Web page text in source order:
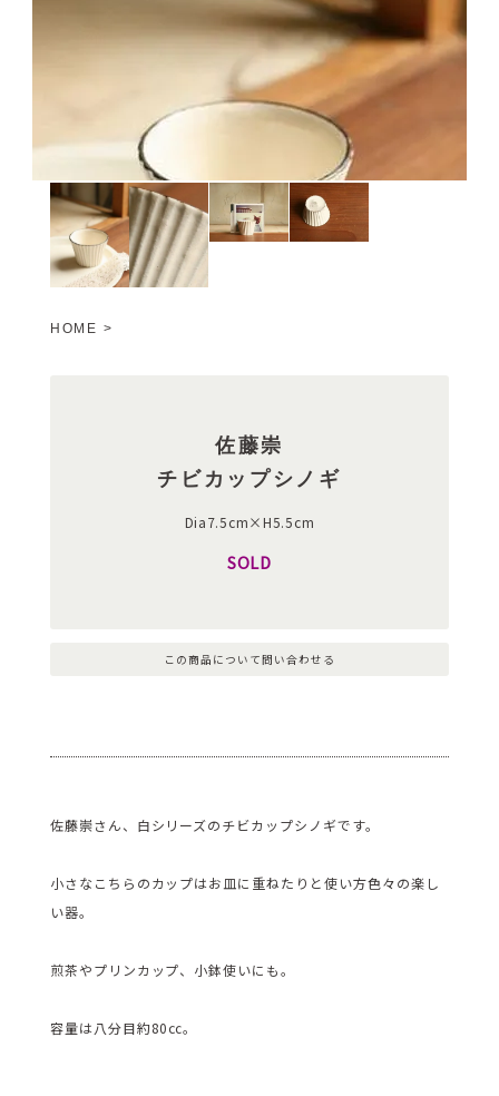
HOME >
佐藤崇
チビカップシノギ
Dia7.5cm×H5.5cm
SOLD
この商品について問い合わせる
佐藤崇さん、白シリーズのチビカップシノギです。
小さなこちらのカップはお皿に重ねたりと使い方色々の楽し
い器。
煎茶やプリンカップ、小鉢使いにも。
容量は八分目約80㏄。